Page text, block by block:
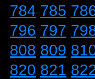
784 785
796 797
808 809
820 821